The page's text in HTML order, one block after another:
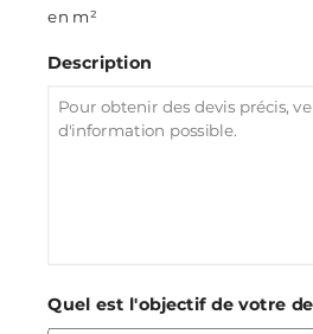
en m²
Description
Quel est l'objectif de votre